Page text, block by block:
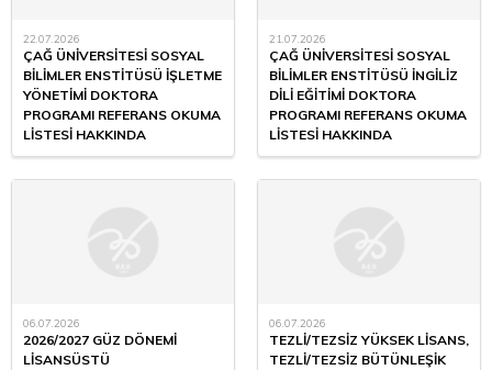
22.07.2026
ÇAĞ ÜNİVERSİTESİ SOSYAL
BİLİMLER ENSTİTÜSÜ İŞLETME
YÖNETİMİ DOKTORA
PROGRAMI REFERANS OKUMA
LİSTESİ HAKKINDA
21.07.2026
ÇAĞ ÜNİVERSİTESİ SOSYAL
BİLİMLER ENSTİTÜSÜ İNGİLİZ
DİLİ EĞİTİMİ DOKTORA
PROGRAMI REFERANS OKUMA
LİSTESİ HAKKINDA
06.07.2026
2026/2027 GÜZ DÖNEMİ
LİSANSÜSTÜ
06.07.2026
TEZLİ/TEZSİZ YÜKSEK LİSANS,
TEZLİ/TEZSİZ BÜTÜNLEŞİK